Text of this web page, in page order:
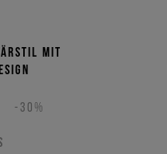
mit
-30%